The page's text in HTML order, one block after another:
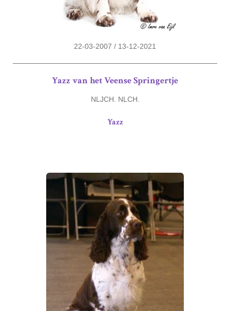
22-03-2007 / 13-12-2021
Yazz van het Veense Springertje
NLJCH. NLCH.
Yazz